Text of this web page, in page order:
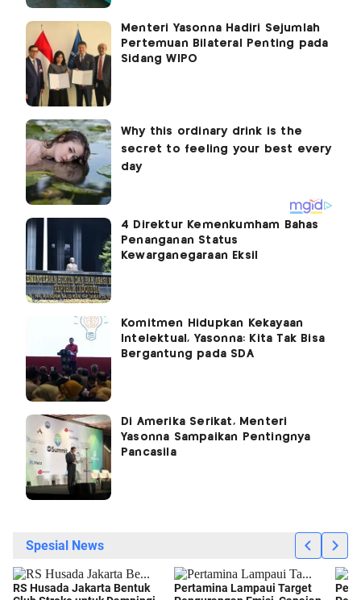
Menteri Yasonna Hadiri Sejumlah
Pertemuan Bilateral Penting pada
Sidang WIPO
4 Direktur Kemenkumham Bahas
Penanganan Status
Kewarganegaraan Eksil
Komitmen Hidupkan Kekayaan
Intelektual, Yasonna: Kita Tak Bisa
Bergantung pada SDA
Di Amerika Serikat, Menteri
Yasonna Sampaikan Pentingnya
Pancasila